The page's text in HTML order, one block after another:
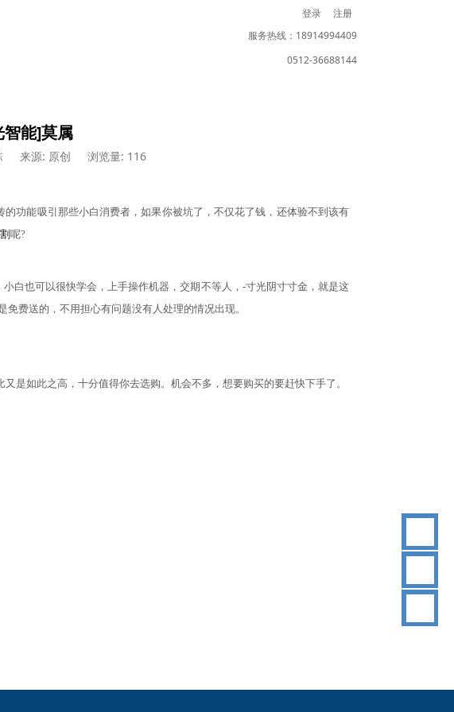
登录
注册
服务热线：18914994409
0512-36688144
智能]莫属
来源: 原创
浏览量: 116
功能吸引那些小白消费者，如果你被坑了，不仅花了钱，还体验不到该有
呢?
白也可以很快学会，上手操作机器，交期不等人， -寸光阴寸寸金，就是这
费送的，不用担心有问题没有人处理的情况出现。
又是如此之高，十分值得你去选购。机会不多，想要购买的要赶快下手了。